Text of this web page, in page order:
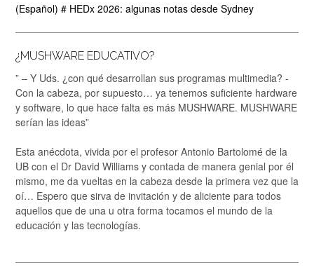
(Español) # HEDx 2026: algunas notas desde Sydney
¿MUSHWARE EDUCATIVO?
” – Y Uds. ¿con qué desarrollan sus programas multimedia? -
Con la cabeza, por supuesto… ya tenemos suficiente hardware
y software, lo que hace falta es más MUSHWARE. MUSHWARE
serían las ideas”
Esta anécdota, vivida por el profesor Antonio Bartolomé de la
UB con el Dr David Williams y contada de manera genial por él
mismo, me da vueltas en la cabeza desde la primera vez que la
oí… Espero que sirva de invitación y de aliciente para todos
aquellos que de una u otra forma tocamos el mundo de la
educación y las tecnologías.